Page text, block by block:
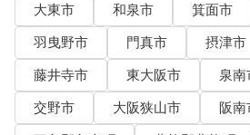
大東市
和泉市 箕面市
羽曳野市
門真市 摂津市
藤井寺市
東大阪市 泉南
交野市
大阪狭山市
阪南